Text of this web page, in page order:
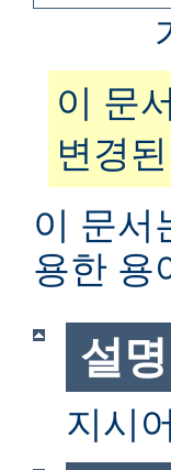
이 문
변경
이 문서
용한 용
설
지시